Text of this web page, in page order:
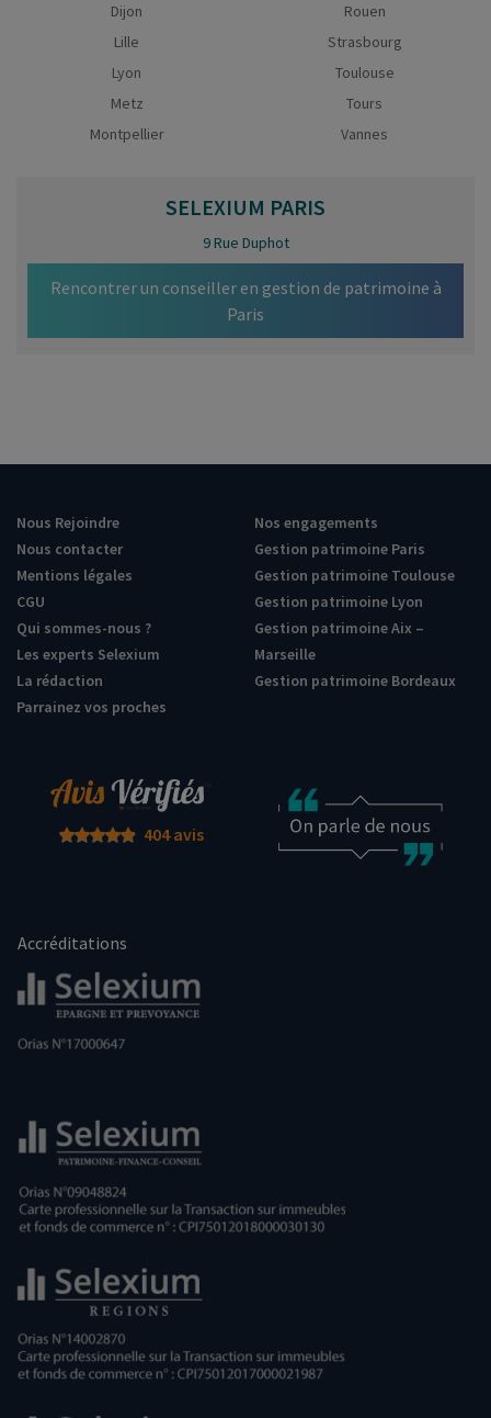
Dijon
Lille
Lyon
Metz
Montpellier
Rouen
Strasbourg
Toulouse
Tours
Vannes
SELEXIUM PARIS
9 Rue Duphot
Rencontrer un conseiller en gestion de patrimoine à
Paris
Nous Rejoindre
Nous contacter
Mentions légales
CGU
Qui sommes-nous ?
Les experts Selexium
La rédaction
Parrainez vos proches
Nos engagements
Gestion patrimoine Paris
Gestion patrimoine Toulouse
Gestion patrimoine Lyon
Gestion patrimoine Aix –
Marseille
Gestion patrimoine Bordeaux
404 avis
Accréditations